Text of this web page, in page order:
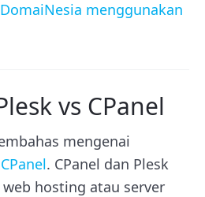
menggunakan
vs CPanel
mengenai
CPanel. CPanel dan Plesk
web hosting atau server